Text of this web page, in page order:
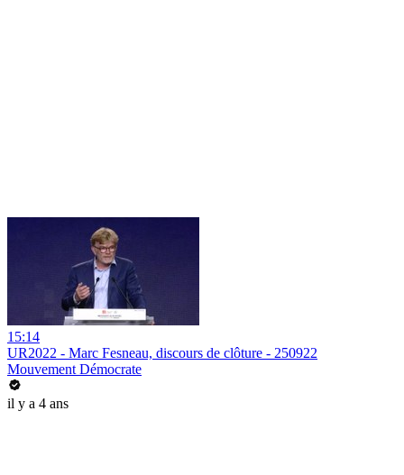
15:14
UR2022 - Marc Fesneau, discours de clôture - 250922
Mouvement Démocrate
il y a 4 ans